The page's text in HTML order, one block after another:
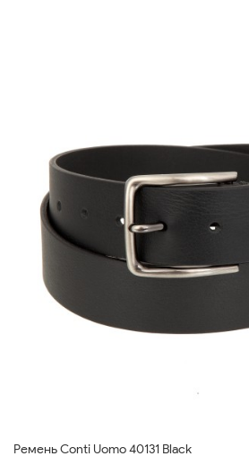
Ремень Conti Uomo 40131 Black